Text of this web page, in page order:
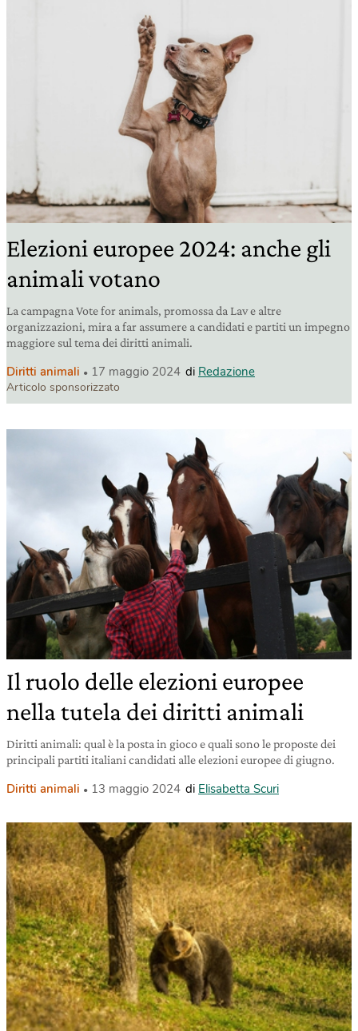
Elezioni europee 2024: anche gli
animali votano
La campagna Vote for animals, promossa da Lav e altre
organizzazioni, mira a far assumere a candidati e partiti un impegno
maggiore sul tema dei diritti animali.
Diritti animali 17 maggio 2024 di Redazione
Articolo sponsorizzato
Il ruolo delle elezioni europee
nella tutela dei diritti animali
Diritti animali: qual è la posta in gioco e quali sono le proposte dei
principali partiti italiani candidati alle elezioni europee di giugno.
Diritti animali 13 maggio 2024 di Elisabetta Scuri